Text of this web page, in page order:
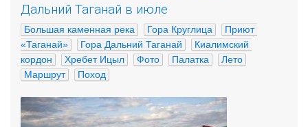
Дальний Таганай в июле
Большая каменная река Гора Круглица
Приют
«Таганай»
Гора Дальний Таганай
Киалимский
кордон
Хребет Ицыл Фото Палатка
Лето
Маршрут
Поход